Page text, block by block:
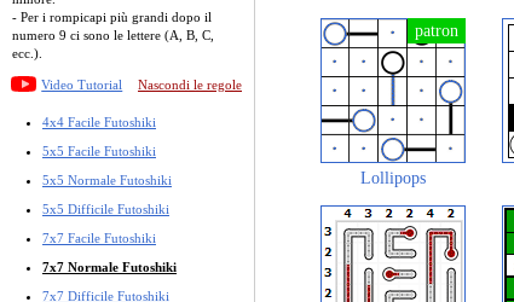
- Per i rompicapi più grandi dopo il
numero 9 ci sono le lettere (A, B, C,
ecc.).
Video Tutorial Nascondi le regole
4x4 Facile Futoshiki
5x5 Facile Futoshiki
5x5 Normale Futoshiki
5x5 Difficile Futoshiki
7x7 Facile Futoshiki
7x7 Normale Futoshiki
7x7 Difficile Futoshiki
Lollipops